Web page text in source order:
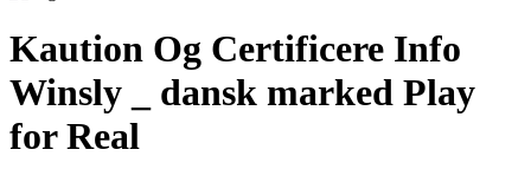
Kaution Og Certificere Info
Winsly _ dansk marked Play
for Real